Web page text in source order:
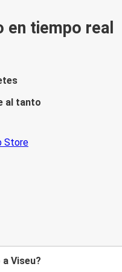
tiempo real
al tanto
Viseu?